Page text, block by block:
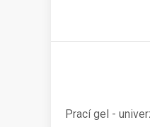
Prací gel -